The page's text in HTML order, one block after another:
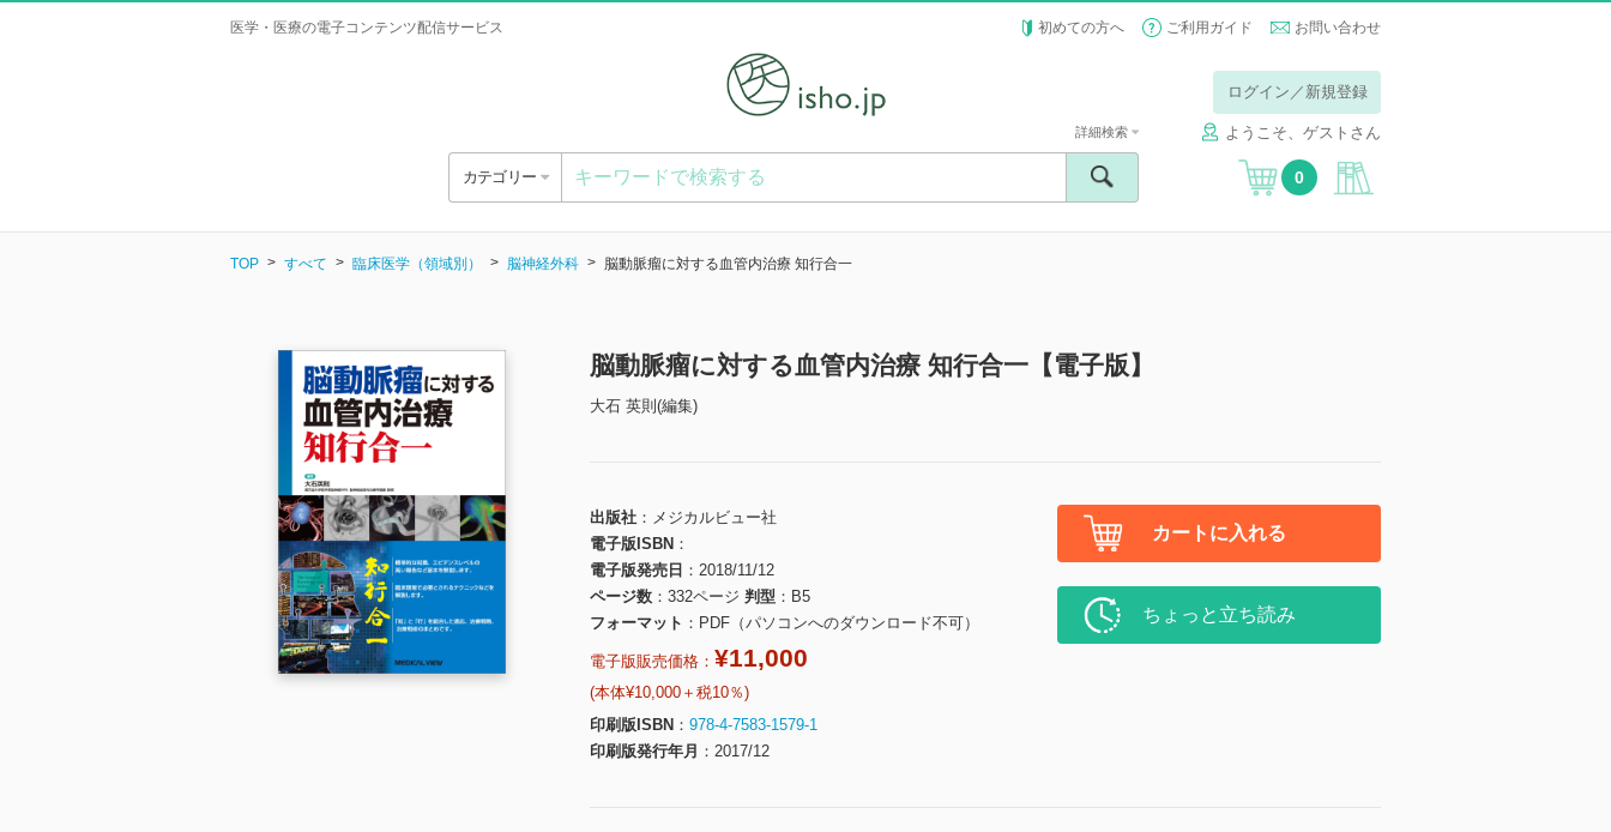
医学・医療の電子コンテンツ配信サービス 初めての方へ ご利用ガイド お問い合わせ
ログイン／新規登録
ようこそ、ゲストさん
カテゴリー
詳細検索
0
TOP すべて 臨床医学（領域別） 脳神経外科 脳動脈瘤に対する血管内治療 知行合一
脳動脈瘤に対する血管内治療 知行合一【電子版】
大石 英則(編集)
出版社
メジカルビュー社
電子版ISBN
電子版発売日
2018/11/12
ページ数
332ページ 判型
B5
フォーマット
PDF（パソコンへのダウンロード不可）
電子版販売価格： ¥11,000
(本体¥10,000＋税10％)
印刷版ISBN
978-4-7583-1579-1
印刷版発行年月
2017/12
カートに入れる
ちょっと立ち読み